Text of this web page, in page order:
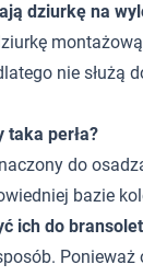
dziurkę na
nie służą
taka perła?
do
bazie
ich do
Ponieważ